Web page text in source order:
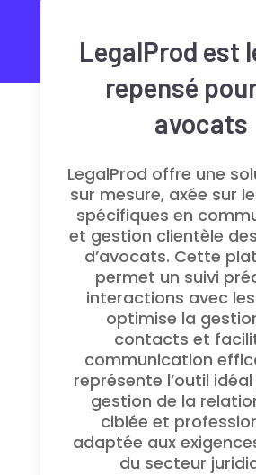
LegalProd est
repensé
avocats
LegalProd offre une
sur mesure, axée sur
spécifiques en
et gestion clientèle
d’avocats. Cette
permet un suivi
interactions avec
optimise la
contacts et
communication
représente l’outil
gestion de la
ciblée et
adaptée aux
du secteur